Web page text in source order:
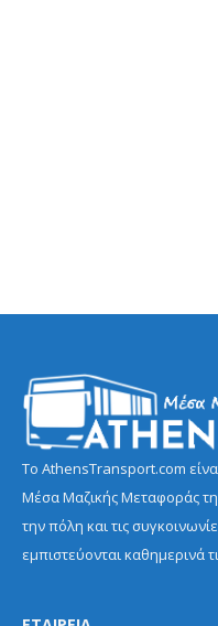
Το AthensTransport.com
Μέσα Μαζικής Μεταφοράς
την πόλη και τις
εμπιστεύονται καθημερινά